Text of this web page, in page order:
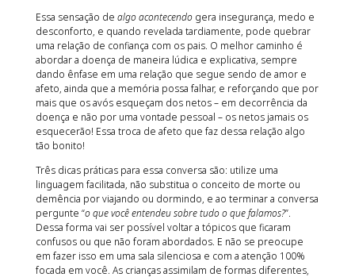
Essa sensação de algo acontecendogera insegurança, medo e
desconforto, e quando revelada tardiamente, pode quebrar
uma relação de confiança com os pais. O melhor caminho é
abordar a doença de maneira lúdica e explicativa, sempre
dando ênfase em uma relação que segue sendo de amor e
afeto, ainda que a memória possa falhar, e reforçando que por
mais que os avós esqueçam dos netos – em decorrência da
doença e não por uma vontade pessoal – os netos jamais os
esquecerão! Essa troca de afeto que faz dessa relação algo
tão bonito!
Três dicas práticas para essa conversa são: utilize uma
linguagem facilitada, não substitua o conceito de morte ou
demência por viajando ou dormindo, e ao terminar a conversa
pergunte “o que você entendeu sobre tudo o que falamos?”.
Dessa forma vai ser possível voltar a tópicos que ficaram
confusos ou que não foram abordados. E não se preocupe
em fazer isso em uma sala silenciosa e com a atenção 100%
focada em você. As crianças assimilam de formas diferentes,